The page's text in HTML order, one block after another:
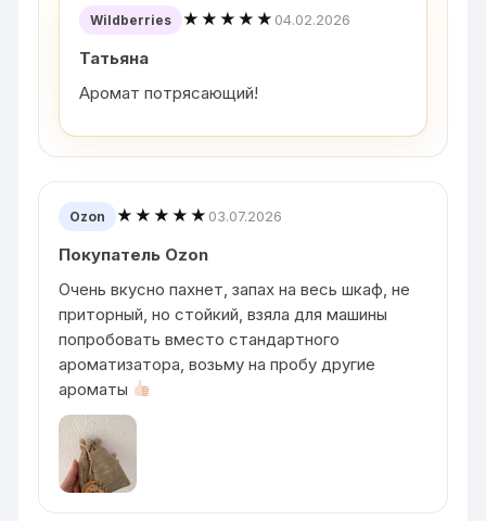
Wildberries ★★★★★ 04.02.2026
Татьяна
Аромат потрясающий!
Ozon ★★★★★ 03.07.2026
Покупатель Ozon
Очень вкусно пахнет, запах на весь шкаф, не
приторный, но стойкий, взяла для машины
попробовать вместо стандартного
ароматизатора, возьму на пробу другие
ароматы